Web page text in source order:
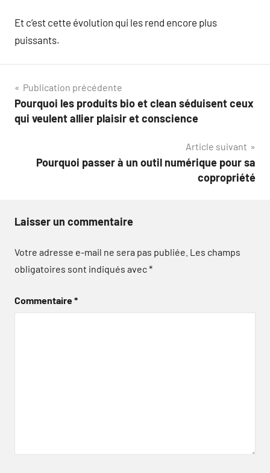
Et c’est cette évolution qui les rend encore plus
puissants.
Navigation
de
Publication précédente
Pourquoi les produits bio et clean séduisent ceux
qui veulent allier plaisir et conscience
Article suivant
Pourquoi passer à un outil numérique pour sa
copropriété
Laisser un commentaire
Votre adresse e-mail ne sera pas publiée. Les champs
obligatoires sont indiqués avec*
Commentaire*